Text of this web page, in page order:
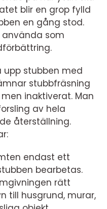
blir en grop fylld
en gång stod.
som
upp stubben med
stubbfräsning
inaktiverat. Man
av hela
återställning.
endast ett
bearbetas.
rätt
till husgrund, murar,